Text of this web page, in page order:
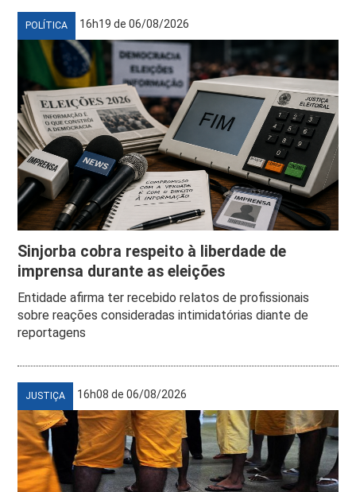
POLÍTICA 16h19 de 06/08/2026
Sinjorba cobra respeito à liberdade de
imprensa durante as eleições
Entidade afirma ter recebido relatos de profissionais
sobre reações consideradas intimidatórias diante de
reportagens
JUSTIÇA 16h08 de 06/08/2026